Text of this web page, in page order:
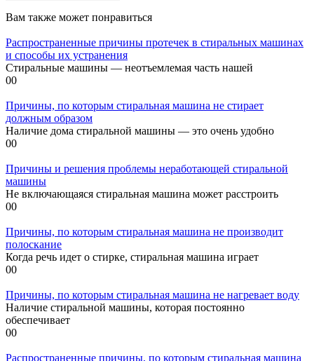
Вам также может понравиться
Распространенные причины протечек в стиральных машинах
и способы их устранения
Стиральные машины — неотъемлемая часть нашей
00
Причины, по которым стиральная машина не стирает
должным образом
Наличие дома стиральной машины — это очень удобно
00
Причины и решения проблемы неработающей стиральной
машины
Не включающаяся стиральная машина может расстроить
00
Причины, по которым стиральная машина не производит
полоскание
Когда речь идет о стирке, стиральная машина играет
00
Причины, по которым стиральная машина не нагревает воду
Наличие стиральной машины, которая постоянно
обеспечивает
00
Распространенные причины, по которым стиральная машина